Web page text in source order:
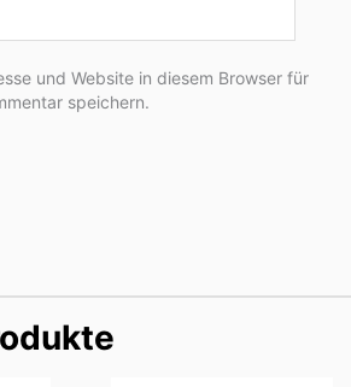
und Website in diesem Browser für
speichern.